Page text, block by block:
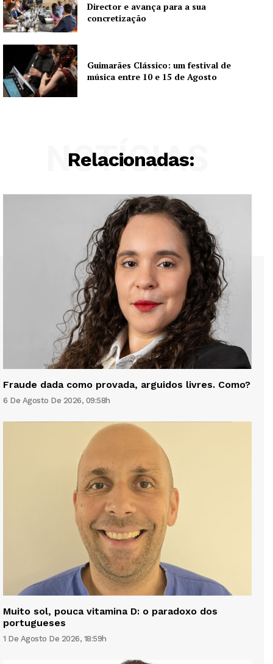
Director e avança para a sua
concretização
Guimarães Clássico: um festival de
música entre 10 e 15 de Agosto
Relacionadas:
NOTÍCIAS
Fraude dada como provada, arguidos livres. Como?
6 De Agosto De 2026, 09:58h
Muito sol, pouca vitamina D: o paradoxo dos
portugueses
1 De Agosto De 2026, 18:59h